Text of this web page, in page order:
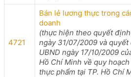
4721
Bán lẻ lương thực trong
doanh
(thực hiện theo quyết
ngày 31/07/2009 và
UBND ngày 17/10/2009
Hồ Chí Minh về quy
thực phẩm tại TP. Hồ Chí